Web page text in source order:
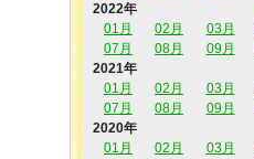
2022年
01月
02月 03月
07月
08月 09月
2021年
01月
02月 03月
07月
08月 09月
2020年
01月
02月 03月